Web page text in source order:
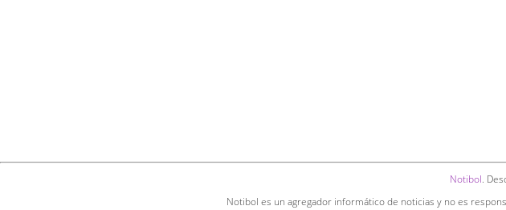
Notibol.
Notibol es un agregador informático de noticias y no es